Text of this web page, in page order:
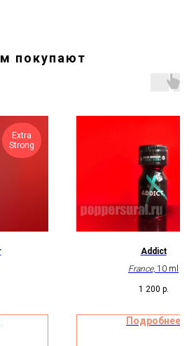
покупают
Extra
Strong
Addict
France, 10 ml
1 200 р.
Подробнее